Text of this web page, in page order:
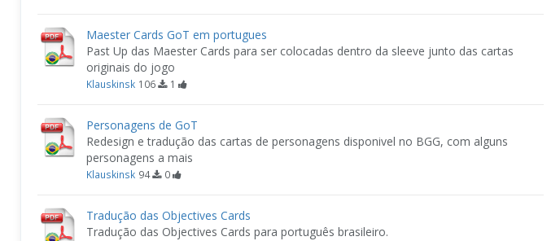
Maester Cards GoT em portugues
Past Up das Maester Cards para ser colocadas dentro da sleeve junto das cartas
originais do jogo
Klauskinsk 106 1
Personagens de GoT
Redesign e tradução das cartas de personagens disponivel no BGG, com alguns
personagens a mais
Klauskinsk 94 0
Tradução das Objectives Cards
Tradução das Objectives Cards para português brasileiro.